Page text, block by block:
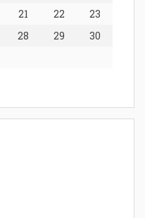
21 22
23
28 29
30